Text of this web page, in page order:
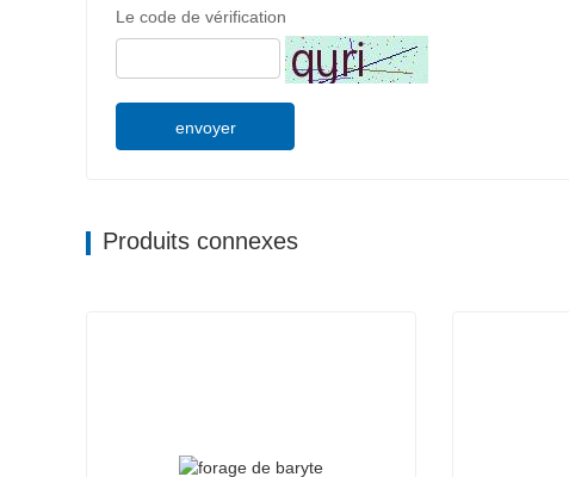
Le code de vérification
envoyer
Produits connexes